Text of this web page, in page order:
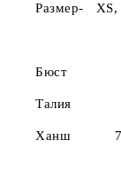
Бюст
Ханш 78-